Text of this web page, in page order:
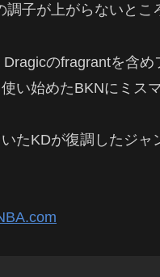
調子が上がらないとこ
のfragrantを含め
い始めたBKNにミス
たKDが復調したジ